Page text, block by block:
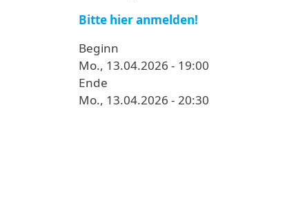
Bitte hier anmelden!
Beginn
Mo., 13.04.2026 - 19:00
Ende
Mo., 13.04.2026 - 20:30